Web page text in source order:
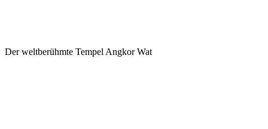
Der weltberühmte Tempel Angkor Wat